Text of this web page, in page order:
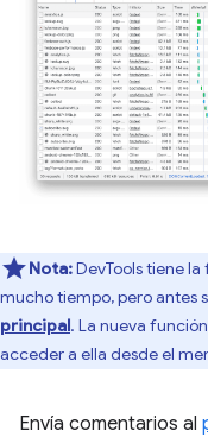
Nota:DevTools tiene
mucho tiempo, pero antes
principal. La nueva
acceder a ella desde el
Envía comentarios al